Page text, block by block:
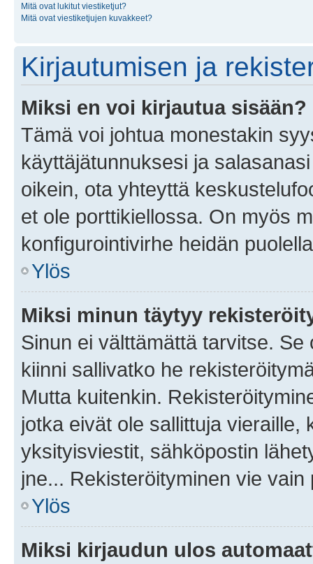
Mitä ovat lukitut viestiketjut?
Mitä ovat viestiketjujen kuvakkeet?
Kirjautumisen ja
Miksi en voi kirjautua sisään?
Tämä voi johtua monestakin
käyttäjätunnuksesi ja
oikein, ota yhteyttä
et ole porttikiellossa. On myös
konfigurointivirhe heidän
Ylös
Miksi minun täytyy
Sinun ei välttämättä tarvitse.
kiinni sallivatko he
Mutta kuitenkin.
jotka eivät ole sallittuja vieraille,
yksityisviestit, sähköpostin
jne... Rekisteröityminen vie
Ylös
Miksi kirjaudun ulos